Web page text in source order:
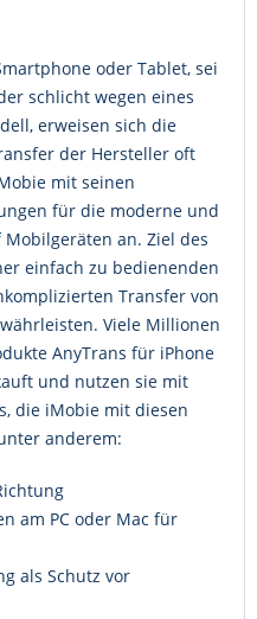
oder Tablet, sei
schlicht wegen eines
erweisen sich die
der Hersteller oft
mit seinen
für die moderne und
an. Ziel des
einfach zu bedienenden
Transfer von
Viele Millionen
AnyTrans für iPhone
und nutzen sie mit
die iMobie mit diesen
anderem:
am PC oder Mac für
als Schutz vor